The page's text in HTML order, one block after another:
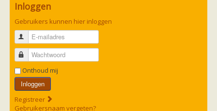
Inloggen
Gebruikers kunnen hier inloggen
E-mailadres
Wachtwoord
Onthoud mij
Inloggen
Registreer
Gebruikersnaam vergeten?